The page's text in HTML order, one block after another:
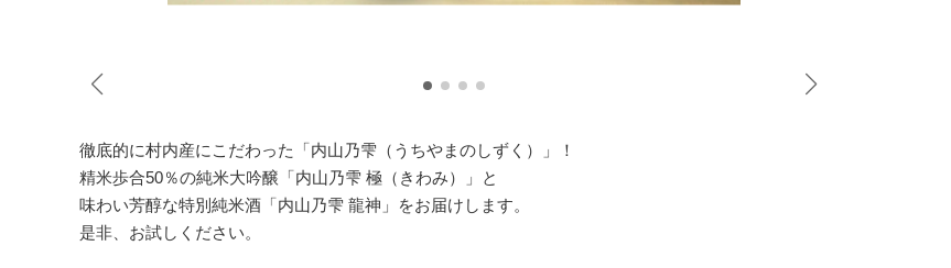
徹底的に村内産にこだわった「内山乃雫（うちやまのしずく）」！
精米歩合50％の純米大吟醸「内山乃雫 極（きわみ）」と
味わい芳醇な特別純米酒「内山乃雫 龍神」をお届けします。
是非、お試しください。